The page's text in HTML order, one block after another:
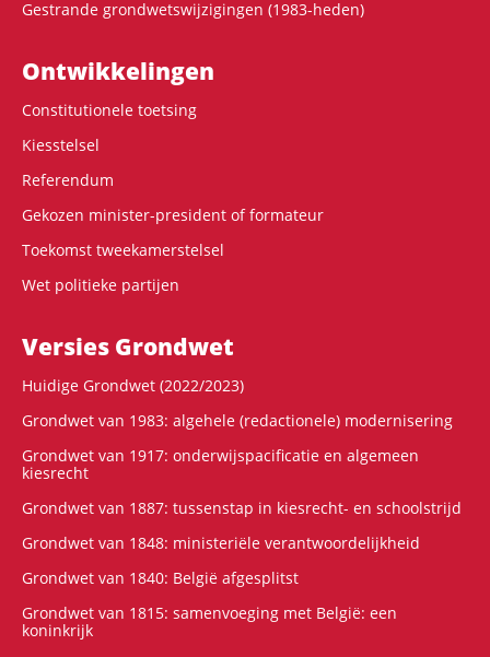
Gestrande grondwetswijzigingen (1983-heden)
Ontwikke­lingen
Constitutionele toetsing
Kiesstelsel
Referendum
Gekozen minister-president of formateur
Toekomst tweekamerstelsel
Wet politieke partijen
Versies Grondwet
Huidige Grondwet (2022/2023)
Grondwet van 1983: algehele (redactionele) modernisering
Grondwet van 1917: onderwijspacificatie en algemeen
kiesrecht
Grondwet van 1887: tussenstap in kiesrecht- en schoolstrijd
Grondwet van 1848: ministeriële verantwoordelijkheid
Grondwet van 1840: België afgesplitst
Grondwet van 1815: samenvoeging met België: een
koninkrijk